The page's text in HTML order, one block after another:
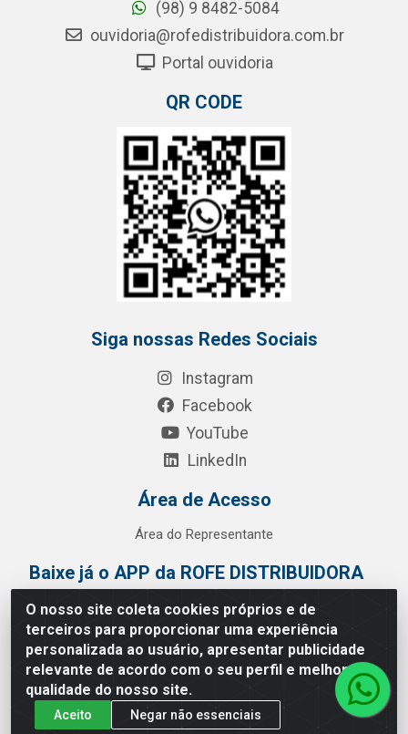
O nosso site coleta cookies próprios e de
terceiros para proporcionar uma experiência
personalizada ao usuário, apresentar publicidade
relevante de acordo com o seu perfil e melhorar a
qualidade do nosso site.
Aceito Negar não essenciais
(98) 9 8482-5084
ouvidoria@rofedistribuidora.com.br
Portal ouvidoria
QR CODE
Siga nossas Redes Sociais
Instagram
Facebook
YouTube
LinkedIn
Área de Acesso
Área do Representante
Baixe já o APP da ROFE DISTRIBUIDORA